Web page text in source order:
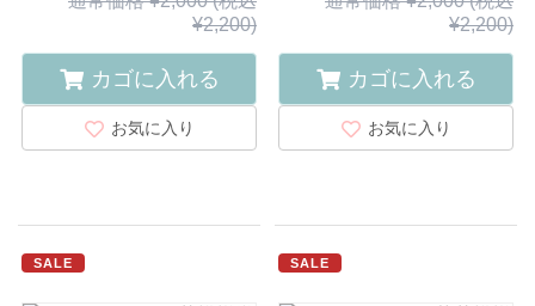
¥2,200)
カゴに入れる
お気に入り
¥2,200)
カゴに入れる
お気に入り
SALE SALE